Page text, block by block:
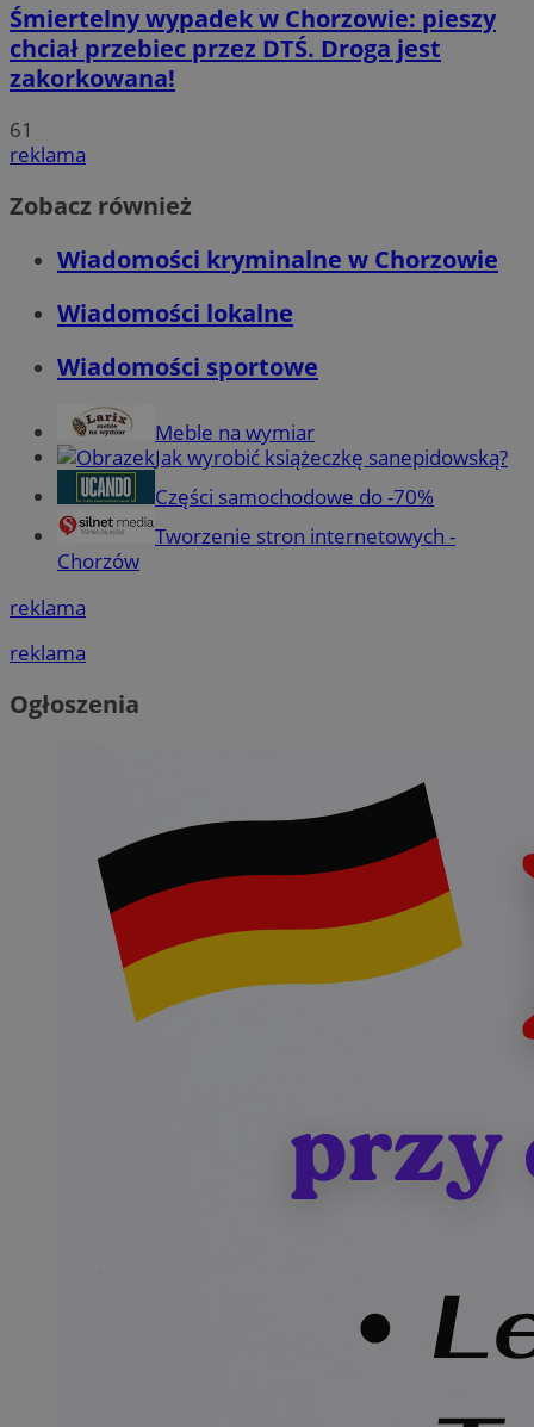
Śmiertelny wypadek w Chorzowie: pieszy
chciał przebiec przez DTŚ. Droga jest
zakorkowana!
61
reklama
Zobacz również
Wiadomości kryminalne w Chorzowie
Wiadomości lokalne
Wiadomości sportowe
Meble na wymiar
Jak wyrobić książeczkę sanepidowską?
Części samochodowe do -70%
Tworzenie stron internetowych -
Chorzów
reklama
reklama
Ogłoszenia